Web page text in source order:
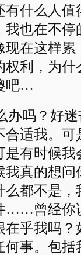
什么人
也在不
在这样
利，为
吧…
吗？好迷
适我。
有时候
真的想
都不是
……曾经你
乎我吗
事。包